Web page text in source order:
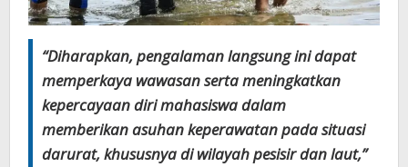
“Diharapkan, pengalaman langsung ini dapat
memperkaya wawasan serta meningkatkan
kepercayaan diri mahasiswa dalam
memberikan asuhan keperawatan pada situasi
darurat, khususnya di wilayah pesisir dan laut,”